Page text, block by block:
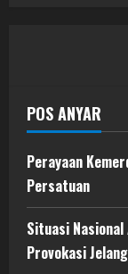
POS ANYAR
Perayaan
Persatuan
Situasi Nasional
Provokasi